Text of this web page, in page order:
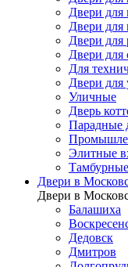
Двери для
Двери
Двери для
Двери для
Для
Двери для
Уличные
Дверь
Парадные
Элитные
Двери в
Двери в
Балашиха
Дедовск
Дмитров